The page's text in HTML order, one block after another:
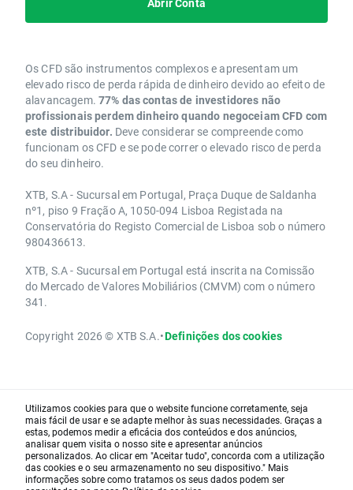
Os CFD são instrumentos complexos e apresentam um
elevado risco de perda rápida de dinheiro devido ao efeito de
alavancagem. 77% das contas de investidores não
profissionais perdem dinheiro quando negoceiam CFD com
este distribuidor. Deve considerar se compreende como
funcionam os CFD e se pode correr o elevado risco de perda
do seu dinheiro.
XTB, S.A - Sucursal em Portugal, Praça Duque de Saldanha
nº1, piso 9 Fração A, 1050-094 Lisboa Registada na
Conservatória do Registo Comercial de Lisboa sob o número
980436613.
XTB, S.A - Sucursal em Portugal está inscrita na Comissão
do Mercado de Valores Mobiliários (CMVM) com o número
341.
Copyright 2026 © XTB S.A.•Definições dos cookies
Utilizamos cookies para que o website funcione corretamente, seja
mais fácil de usar e se adapte melhor às suas necessidades. Graças a
estas, podemos medir a eficácia dos conteúdos e dos anúncios,
analisar quem visita o nosso site e apresentar anúncios
personalizados. Ao clicar em "Aceitar tudo", concorda com a utilização
das cookies e o seu armazenamento no seu dispositivo." Mais
informações sobre como tratamos os seus dados podem ser